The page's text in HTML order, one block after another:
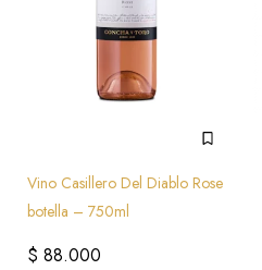
Vino Casillero Del Diablo Rose
botella – 750ml
$ 88.000